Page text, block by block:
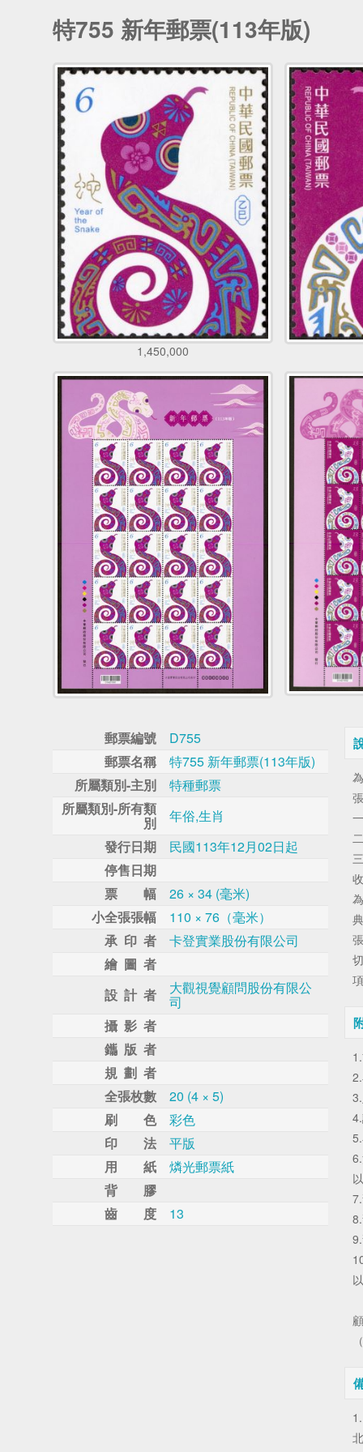
特755 新年郵票(113年版)
1,450,000
郵票編號
D755
郵票名稱
特755 新年郵票(113年版)
所屬類別-主別
特種郵票
所屬類別-所有類
別
年俗,生肖
發行日期
民國113年12月02日起
停售日期
票 幅
26 × 34 (毫米)
小全張張幅
110 × 76（毫米）
承 印 者
卡登實業股份有限公司
繪 圖 者
設 計 者
大觀視覺顧問股份有限公
司
攝 影 者
鑴 版 者
規 劃 者
全張枚數
20 (4 × 5)
刷 色
彩色
印 法
平版
用 紙
燐光郵票紙
背 膠
齒 度
13